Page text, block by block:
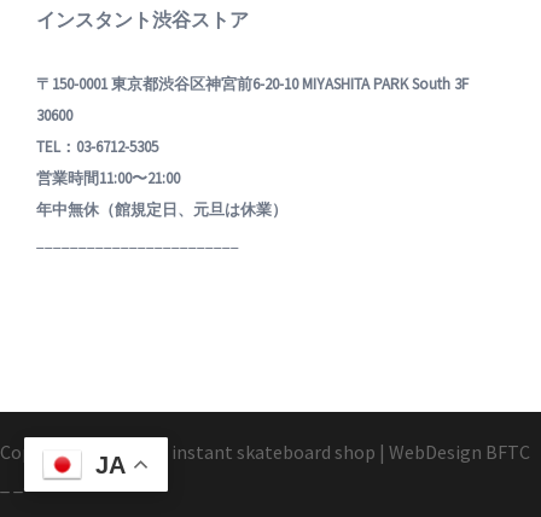
インスタント渋谷ストア
〒150-0001 東京都渋谷区神宮前6-20-10 MIYASHITA PARK South 3F
30600
TEL：03-6712-5305
営業時間11:00〜21:00
年中無休（館規定日、元旦は休業）
Copyright1995-2025 instant skateboard shop | WebDesign BFTC
JA